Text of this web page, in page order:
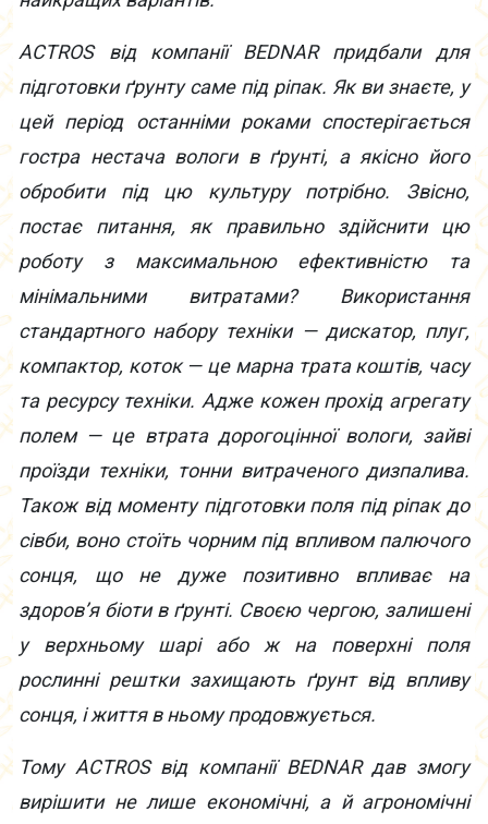
ACTROS від компанії BEDNAR придбали для
підготовки ґрунту саме під ріпак. Як ви знаєте, у
цей період останніми роками спостерігається
гостра нестача вологи в ґрунті, а якісно його
обробити під цю культуру потрібно. Звісно,
постає питання, як правильно здійснити цю
роботу з максимальною ефективністю та
мінімальними витратами? Використання
стандартного набору техніки — дискатор, плуг,
компактор, коток — це марна трата коштів, часу
та ресурсу техніки. Адже кожен прохід агрегату
полем — це втрата дорогоцінної вологи, зайві
проїзди техніки, тонни витраченого дизпалива.
Також від моменту підготовки поля під ріпак до
сівби, воно стоїть чорним під впливом палючого
сонця, що не дуже позитивно впливає на
здоров’я біоти в ґрунті. Своєю чергою, залишені
у верхньому шарі або ж на поверхні поля
рослинні рештки захищають ґрунт від впливу
сонця, і життя в ньому продовжується.
Тому ACTROS від компанії BEDNAR дав змогу
вирішити не лише економічні, а й агрономічні